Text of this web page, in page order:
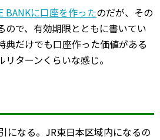
BANKに口座を作ったのだが、その
ので、有効期限とともに書いてい
典だけでも口座作った価値がある
ターンくらいな感じ。
になる。JR東日本区域内になるの